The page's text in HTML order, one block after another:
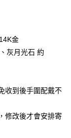
期系統評分，恕無
算日後寄送繳費提
將買賣／分期付款
帳款。
商店將以您的個人
集、處理及利用，
AFTEE先享後付」
可透過四大超商／
成。
取消訂單，請聯絡
示為準，若有關於
專區綁定中華電信
額 (1點等於1元)。
金
灰月光石 約
收到後手圍配戴不
修改後才會安排寄